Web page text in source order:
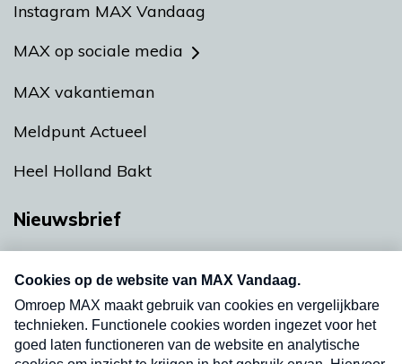
Instagram MAX Vandaag
MAX op sociale media
MAX vakantieman
Meldpunt Actueel
Heel Holland Bakt
Nieuwsbrief
Neem hier een gratis abonnement op onze
nieuwsbrief. Elke vrijdag- en dinsdagochtend in
uw mailbox.
Verzend